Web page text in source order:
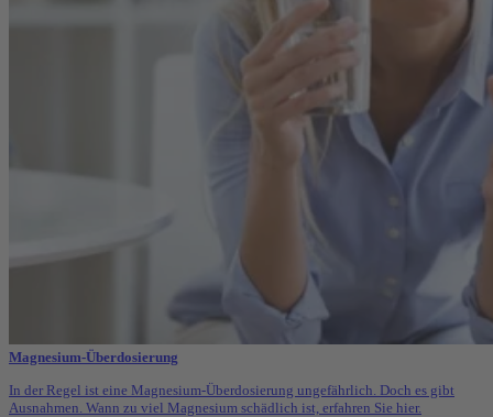
Magnesium-Überdosierung
In der Regel ist eine Magnesium-Überdosierung ungefährlich. Doch es gibt
Ausnahmen. Wann zu viel Magnesium schädlich ist, erfahren Sie hier.